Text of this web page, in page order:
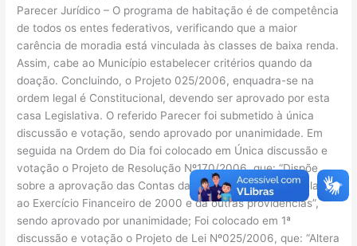
Parecer Jurídico – O programa de habitação é de competência
de todos os entes federativos, verificando que a maior
carência de moradia está vinculada às classes de baixa renda.
Assim, cabe ao Município estabelecer critérios quando da
doação. Concluindo, o Projeto 025/2006, enquadra-se na
ordem legal é Constitucional, devendo ser aprovado por esta
casa Legislativa. O referido Parecer foi submetido à única
discussão e votação, sendo aprovado por unanimidade. Em
seguida na Ordem do Dia foi colocado em Única discussão e
votação o Projeto de Resolução Nº170/2006, que: “Dispõe
sobre a aprovação das Contas da Prefeitura Municipal relativa
ao Exercício Financeiro de 2000 e dá outras providências”,
sendo aprovado por unanimidade; Foi colocado em 1ª
discussão e votação o Projeto de Lei Nº025/2006, que: “Altera